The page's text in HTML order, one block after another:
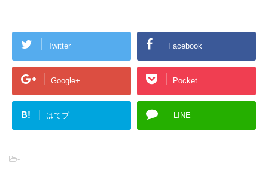
Twitter Facebook
Google+ Pocket
B! はてブ LINE
-